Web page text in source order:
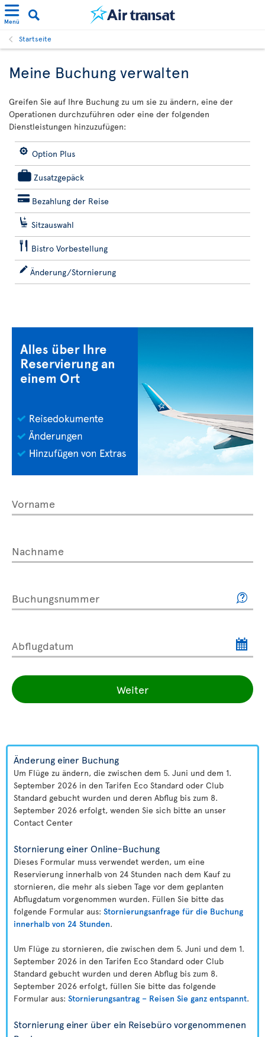
Menü
Startseite
Meine Buchung verwalten
Greifen Sie auf Ihre Buchung zu um sie zu ändern, eine der
Operationen durchzuführen oder eine der folgenden
Dienstleistungen hinzuzufügen:
Option Plus
Zusatzgepäck
Bezahlung der Reise
Sitzauswahl
Bistro Vorbestellung
Änderung/Stornierung
Vorname
Nachname
Buchungsnummer
Abflugdatum
Weiter
Änderung einer Buchung
Um Flüge zu ändern, die zwischen dem 5. Juni und dem 1.
September 2026 in den Tarifen Eco Standard oder Club
Standard gebucht wurden und deren Abflug bis zum 8.
September 2026 erfolgt, wenden Sie sich bitte an unser
Contact Center
Stornierung einer Online-Buchung
Dieses Formular muss verwendet werden, um eine
Reservierung innerhalb von 24 Stunden nach dem Kauf zu
stornieren, die mehr als sieben Tage vor dem geplanten
Abflugdatum vorgenommen wurden. Füllen Sie bitte das
folgende Formular aus: Stornierungsanfrage für die Buchung
innerhalb von 24 Stunden.
Um Flüge zu stornieren, die zwischen dem 5. Juni und dem 1.
September 2026 in den Tarifen Eco Standard oder Club
Standard gebucht wurden und deren Abflug bis zum 8.
September 2026 erfolgt, füllen Sie bitte das folgende
Formular aus: Stornierungsantrag – Reisen Sie ganz entspannt.
Stornierung einer über ein Reisebüro vorgenommenen